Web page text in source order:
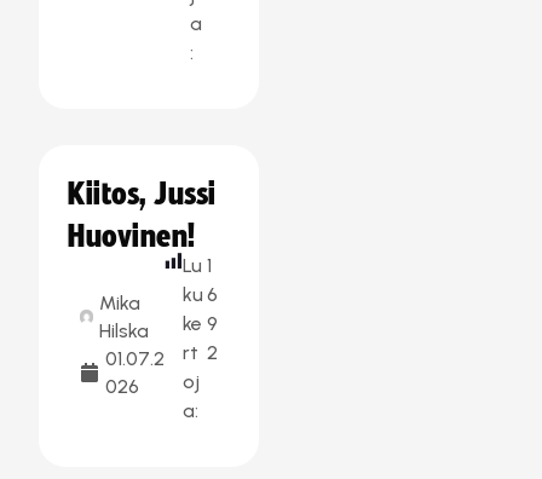
a
:
Kiitos, Jussi
Huovinen!
Mika
Hilska
01.07.2
026
Lu
ku
ke
rt
oj
a:
1
6
9
2